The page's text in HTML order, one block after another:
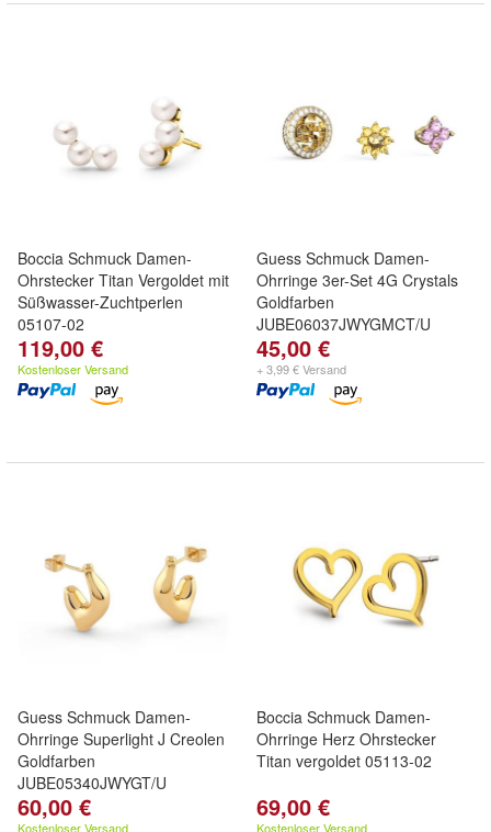
Boccia Schmuck Damen-
Ohrstecker Titan Vergoldet mit
Süßwasser-Zuchtperlen
05107-02
119,00 €
Kostenloser Versand
Guess Schmuck Damen-
Ohrringe 3er-Set 4G Crystals
Goldfarben
JUBE06037JWYGMCT/U
45,00 €
+ 3,99 € Versand
Guess Schmuck Damen-
Ohrringe Superlight J Creolen
Goldfarben
JUBE05340JWYGT/U
60,00 €
Kostenloser Versand
Boccia Schmuck Damen-
Ohrringe Herz Ohrstecker
Titan vergoldet 05113-02
69,00 €
Kostenloser Versand